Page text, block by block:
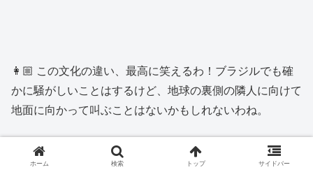
👩🏼 この文化の違い、最高に笑えるわ！ブラジルでも確
かに騒がしいことはするけど、地球の裏側の隣人に向けて
地面に向かって叫ぶことはないかもしれないわね。
ホーム 検索 トップ サイドバー